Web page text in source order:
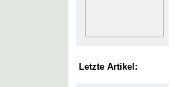
Letzte Artikel: